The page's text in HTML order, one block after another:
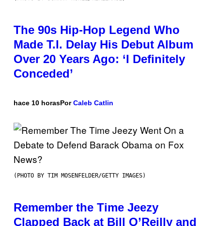
The 90s Hip-Hop Legend Who
Made T.I. Delay His Debut Album
Over 20 Years Ago: ‘I Definitely
Conceded’
hace 10 horasPorCaleb Catlin
(PHOTO BY TIM MOSENFELDER/GETTY IMAGES)
Remember the Time Jeezy
Clapped Back at Bill O’Reilly and